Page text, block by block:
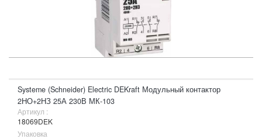
Systeme (Schneider) Electric DEKraft Модульный контактор
2НО+2НЗ 25А 230В МК-103
Артикул :
18069DEK
Упаковка